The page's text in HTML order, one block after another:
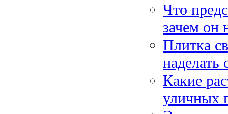
Что
зачем он
Плитка
Какие
уличных